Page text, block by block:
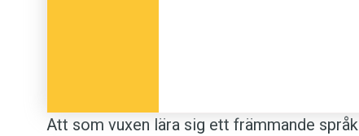
Att som vuxen lära sig ett främmande